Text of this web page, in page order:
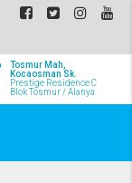
Tosmur Mah,
Kocaosman Sk.
Prestige Residence C
Blok Tosmur / Alanya